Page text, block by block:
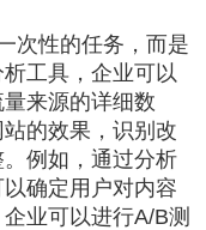
次性的任务，而是
工具，企业可以
来源的详细数
的效果，识别改
例如，通过分析
确定用户对内容
业可以进行A/B测